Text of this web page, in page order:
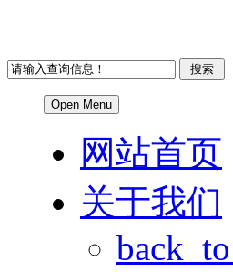
Open Menu
网站首页
关于我们